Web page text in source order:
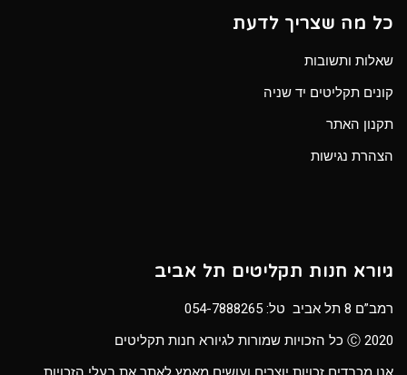
כל מה שצריך לדעת
שאלות ותשובות
קונים תקליטים יד שניה
תקנון האתר
הצהרת נגישות
גיורא חנות תקליטים תל אביב
רמב”ם 8 תל אביב טל:
054-7888265
Ⓒ 2020 כל הזכויות שמורות לגיורא חנות תקליטים